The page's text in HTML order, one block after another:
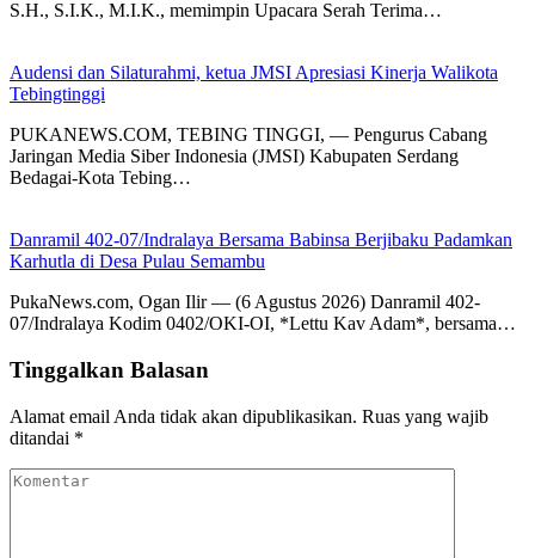
S.H., S.I.K., M.I.K., memimpin Upacara Serah Terima…
Audensi dan Silaturahmi, ketua JMSI Apresiasi Kinerja Walikota
Tebingtinggi
PUKANEWS.COM, TEBING TINGGI, — Pengurus Cabang
Jaringan Media Siber Indonesia (JMSI) Kabupaten Serdang
Bedagai-Kota Tebing…
Danramil 402-07/Indralaya Bersama Babinsa Berjibaku Padamkan
Karhutla di Desa Pulau Semambu
PukaNews.com, Ogan Ilir — (6 Agustus 2026) Danramil 402-
07/Indralaya Kodim 0402/OKI-OI, *Lettu Kav Adam*, bersama…
Tinggalkan Balasan
Alamat email Anda tidak akan dipublikasikan. Ruas yang wajib
ditandai *